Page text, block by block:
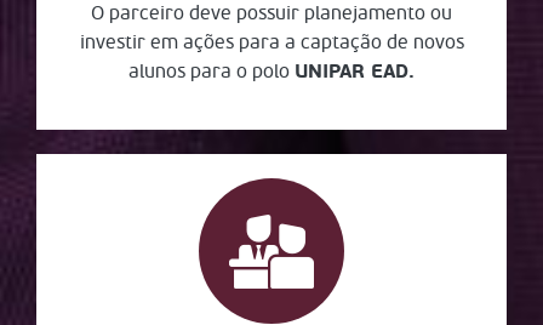
O parceiro deve possuir planejamento ou
investir em ações para a captação de novos
alunos para o polo UNIPAR EAD.